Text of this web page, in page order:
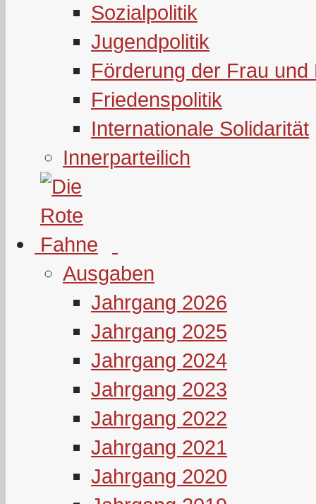
Sozialpolitik
Jugendpolitik
Förderung der Frau und
Friedenspolitik
Internationale Solidarität
Innerparteilich
Ausgaben
Jahrgang 2026
Jahrgang 2025
Jahrgang 2024
Jahrgang 2023
Jahrgang 2022
Jahrgang 2021
Jahrgang 2020